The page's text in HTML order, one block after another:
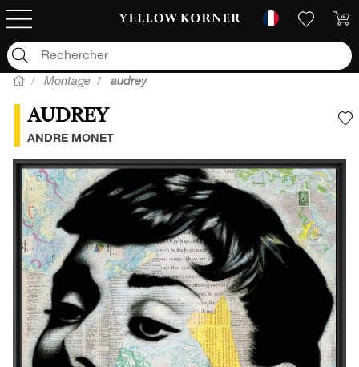
Montage audrey
AUDREY
ANDRE MONET